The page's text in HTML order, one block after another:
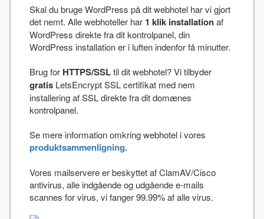
Skal du bruge WordPress på dit webhotel har vi gjort
det nemt. Alle webhoteller har 1 klik installationaf
WordPress direkte fra dit kontrolpanel, din
WordPress installation er i luften indenfor få minutter.
Brug for HTTPS/SSLtil dit webhotel? Vi tilbyder
gratis LetsEncrypt SSL certifikat med nem
installering af SSL direkte fra dit domænes
kontrolpanel.
Se mere information omkring webhotel i vores
produktsammenligning.
Vores mailservere er beskyttet af ClamAV/Cisco
antivirus, alle indgående og udgående e-mails
scannes for virus, vi fanger 99.99% af alle virus.